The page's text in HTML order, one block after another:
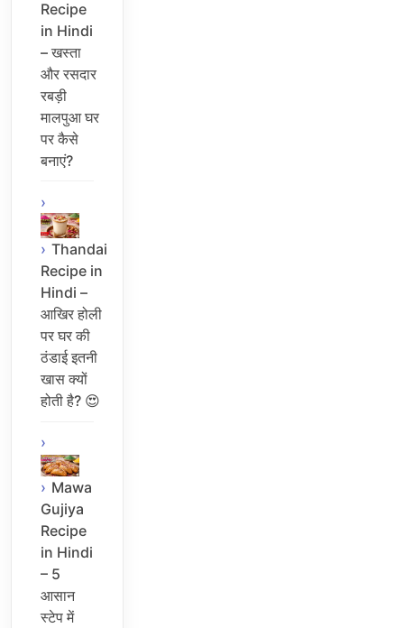
Recipe
in Hindi
– खस्ता
और रसदार
रबड़ी
मालपुआ घर
पर कैसे
बनाएं?
Thandai
Recipe in
Hindi –
आखिर होली
पर घर की
ठंडाई इतनी
खास क्यों
होती है? 😍
Mawa
Gujiya
Recipe
in Hindi
– 5
आसान
स्टेप में